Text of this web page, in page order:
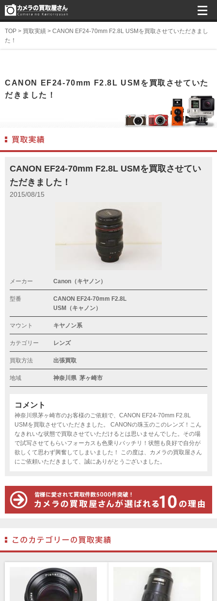
TOP > 買取実績 > CANON EF24-70mm F2.8L USMを買取させていただきまし
た！
CANON EF24-70mm F2.8L USMを買取させていた
だきました！
CANON EF24-70mm F2.8L USMを買取させてい
ただきました！
2015/08/15
メーカー Canon（キヤノン）
型番
CANON EF24-70mm F2.8L
USM（キャノン）
マウント キヤノン系
カテゴリー レンズ
買取方法 出張買取
地域 神奈川県 茅ヶ崎市
コメント
神奈川県茅ヶ崎市のお客様のご依頼で、CANON EF24-70mm F2.8L
USMを買取させていただきました。 CANONの珠玉のこのレンズ！こん
なきれいな状態で買取させていただけるとは思いませんでした。その場
で試写させてもらいフォーカスも色乗りバッチリ！状態も良好で自分が
欲しくて思わず興奮してしまいました！ この度は、カメラの買取屋さん
にご依頼いただきまして、誠にありがとうございました。